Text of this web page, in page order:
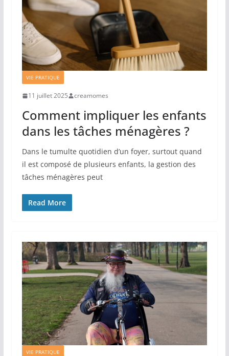
VIE PRATIQUE
11 juillet 2025 creamomes
Comment impliquer les enfants
dans les tâches ménagères ?
Dans le tumulte quotidien d’un foyer, surtout quand
il est composé de plusieurs enfants, la gestion des
tâches ménagères peut
Read More
VIE PRATIQUE